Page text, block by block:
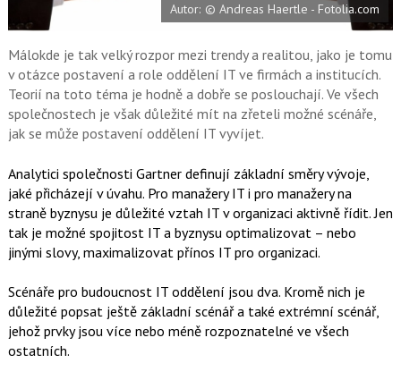
o
k
Autor: © Andreas Haertle - Fotolia.com
Málokde je tak velký rozpor mezi trendy a realitou, jako je tomu
v otázce postavení a role oddělení IT ve firmách a institucích.
Teorií na toto téma je hodně a dobře se poslouchají. Ve všech
společnostech je však důležité mít na zřeteli možné scénáře,
jak se může postavení oddělení IT vyvíjet.
Analytici společnosti Gartner definují základní směry vývoje,
jaké přicházejí v úvahu. Pro manažery IT i pro manažery na
straně byznysu je důležité vztah IT v organizaci aktivně řídit. Jen
tak je možné spojitost IT a byznysu optimalizovat – nebo
jinými slovy, maximalizovat přínos IT pro organizaci.
Scénáře pro budoucnost IT oddělení jsou dva. Kromě nich je
důležité popsat ještě základní scénář a také extrémní scénář,
jehož prvky jsou více nebo méně rozpoznatelné ve všech
ostatních.